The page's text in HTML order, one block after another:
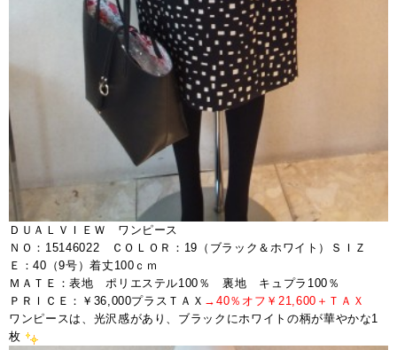
ＤＵＡＬＶＩＥＷ ワンピース
ＮＯ：15146022 ＣＯＬＯＲ：19（ブラック＆ホワイト）ＳＩＺ
Ｅ：40（9号）着丈100ｃｍ
ＭＡＴＥ：表地 ポリエステル100％ 裏地 キュプラ100％
ＰＲＩＣＥ：￥36,000プラスＴＡＸ →40％オフ￥21,600＋ＴＡＸ
ワンピースは、光沢感があり、ブラックにホワイトの柄が華やかな1
枚